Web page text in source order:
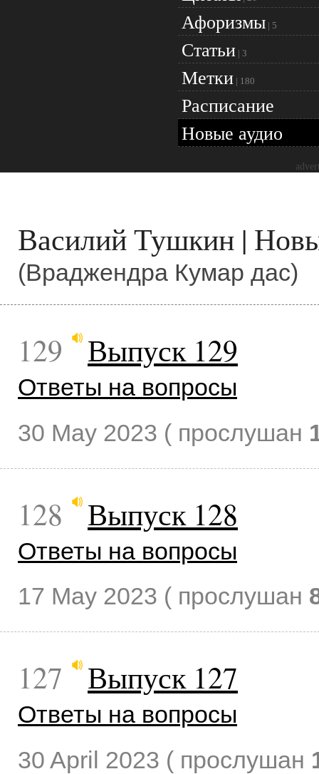
Афоризмы | 5
Статьи | 3
Метки | 180
Расписание
Новые аудио
Василий Тушкин |
(Враджендра Кумар дас)
129 Выпуск 129
Ответы на вопросы
30 May 2023 ( прослушан
128 Выпуск 128
Ответы на вопросы
17 May 2023 ( прослушан
127 Выпуск 127
Ответы на вопросы
30 April 2023 ( прослушан